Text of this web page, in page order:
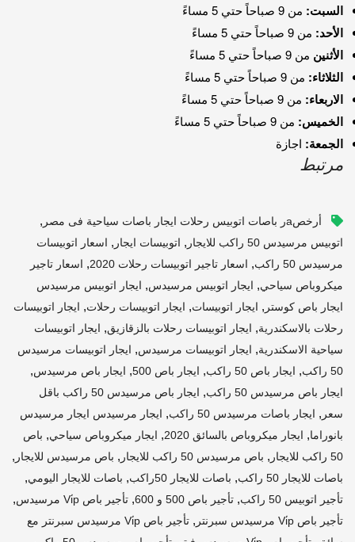
السبت: من 9 صباحاً حتي 5 مساءً
الأحد: من 9 صباحاً حتي 5 مساءً
الأثنين من 9 صباحاً حتي 5 مساءً
الثلاثاء: من 9 صباحاً حتي 5 مساءً
الاربعاء: من 9 صباحاً حتي 5 مساءً
الخميس: من 9 صباحاً حتي 5 مساءً
الجمعة: اجازة
مرتبط
أرخصaر باصات اتوبيس رحلات ايجار باصات سياحية فى مصر ,
اتوبيس مرسيدس 50 راكب للايجار , اتوبيسات ايجار , اسعار اتوبيسات
مرسيدس 50 راكب
, اسعار تاجير اتوبيسات رحلات 2020 , اسعار تاجير
ميكروباص سياحي, ايجار اتوبيس مرسيدس, ايجار اتوبيس مرسيدس
ايجار باص كوستر , ايجار اتوبيسات, ايجار اتوبيسات رحلات, ايجار اتوبيسات
رحلات بالاسكندرية, ايجار اتوبيسات رحلات بالزقازيق, ايجار اتوبيسات
سياحية الاسكندرية, ايجار اتوبيسات مرسيدس, ايجار اتوبيسات مرسيدس
50 راكب
, ايجار باص 50 راكب , ايجار باص 500 , ايجار باص مرسيدس,
ايجار باص مرسيدس 50 راكب ,
ايجار باص مرسيدس 50 راكب باقل
سعر , ايجار باصات مرسيدس 50 راكب , ايجار مرسيدس ايجار مرسيدس
بانوراما, ايجار ميكروباص بالسائق 2020 , ايجار ميكروباص سياحي, باص
50 راكب للايجار
, باص مرسيدس 50 راكب للايجار , باص مرسيدس للايجار ,
باصات للايجار 50 راكب , باصات للايجار 50راكب , باصات للايجار اليومي,
تأجير اتوبيس 50 راكب , تأجير باص 500 و 600 , تأجير باص Vi̇p مرسيدس ,
تأجير باص Vi̇p مرسيدس سبرنتر ,
تأجير باص Vi̇p مرسيدس سبرنتر مع